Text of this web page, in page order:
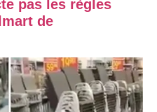
pas les règles
de